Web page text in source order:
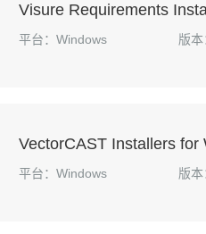
Visure Requirements
平台：Windows 版
VectorCAST Installers for
平台：Windows 版